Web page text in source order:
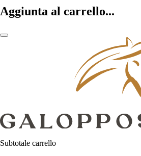
Aggiunta al carrello...
Subtotale carrello